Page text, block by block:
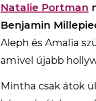
Natalie Portman
Benjamin
Aleph és Amalia
amivel újabb
Mintha csak átok